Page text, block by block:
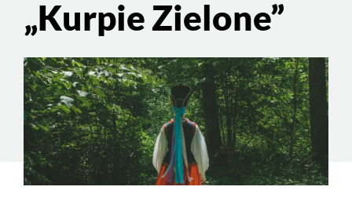
„Kurpie Zielone”